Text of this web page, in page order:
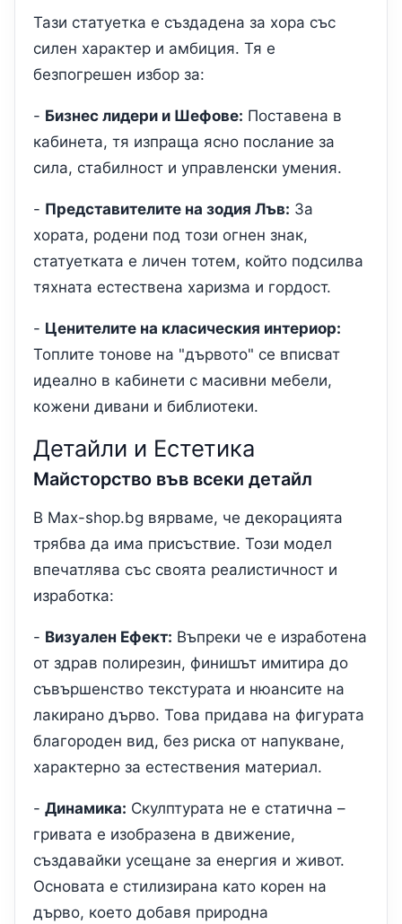
Тази статуетка е създадена за хора със
силен характер и амбиция. Тя е
безпогрешен избор за:
- Бизнес лидери и Шефове: Поставена в
кабинета, тя изпраща ясно послание за
сила, стабилност и управленски умения.
- Представителите на зодия Лъв: За
хората, родени под този огнен знак,
статуетката е личен тотем, който подсилва
тяхната естествена харизма и гордост.
- Ценителите на класическия интериор:
Топлите тонове на "дървото" се вписват
идеално в кабинети с масивни мебели,
кожени дивани и библиотеки.
Детайли и Естетика
Майсторство във всеки детайл
В Max-shop.bg вярваме, че декорацията
трябва да има присъствие. Този модел
впечатлява със своята реалистичност и
изработка:
- Визуален Ефект: Въпреки че е изработена
от здрав полирезин, финишът имитира до
съвършенство текстурата и нюансите на
лакирано дърво. Това придава на фигурата
благороден вид, без риска от напукване,
характерно за естествения материал.
- Динамика: Скулптурата не е статична –
гривата е изобразена в движение,
създавайки усещане за енергия и живот.
Основата е стилизирана като корен на
дърво, което добавя природна